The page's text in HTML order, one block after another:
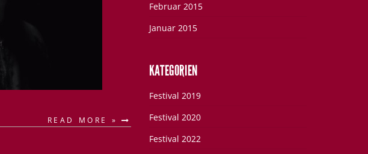
READ MORE »
Februar 2015
Januar 2015
KATEGORIEN
Festival 2019
Festival 2020
Festival 2022